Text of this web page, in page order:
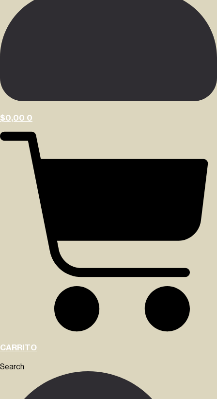
$0,00 0
CARRITO
Search